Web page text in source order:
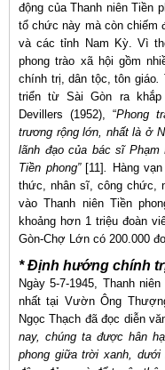
động của Thanh niên Tiền
tổ chức này mà còn chiếm
và các tỉnh Nam Kỳ. Vì
phong trào xã hội gồm
chính trị, dân tộc, tôn giáo.
triển từ Sài Gòn ra khắp
Devillers (1952), “Phong
trương rộng lớn, nhất là ở
lãnh đạo của bác sĩ Phạm
Tiền phong” [11].
Hàng
thức, nhân sĩ, công chức,
vào Thanh niên Tiền
khoảng hơn 1 triệu đoàn
Gòn-Chợ Lớn có 200.000
* Định hướng chính
Ngày 5-7-1945, Thanh
nhất tại Vườn Ông
Ngọc Thạch đã đọc diễn
nay, chúng ta được hân
phong giữa trời xanh,